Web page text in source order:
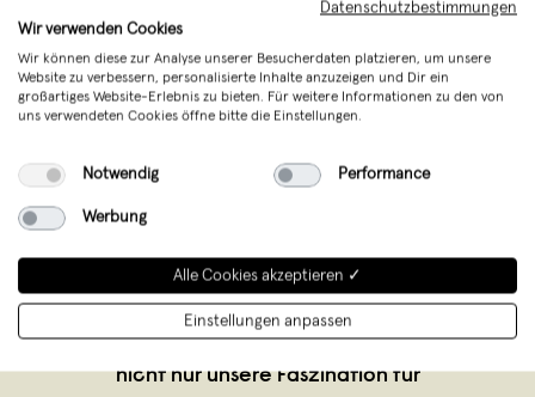
rollholz
Freiburg im Breisgau
verkauft seit Oktober 2020
gemeinsames Sportstudium in Freiburg
tragen wir mit rollholz ein Stück
Schwarzwald in die Welt hinaus. Dazu hat
nicht nur unsere Faszination für
Datenschutzbestimmungen
Wir verwenden Cookies
Wir können diese zur Analyse unserer Besucherdaten platzieren, um unsere
Website zu verbessern, personalisierte Inhalte anzuzeigen und Dir ein
großartiges Website-Erlebnis zu bieten. Für weitere Informationen zu den von
uns verwendeten Cookies öffne bitte die Einstellungen.
Notwendig Performance
Werbung
Alle Cookies akzeptieren ✓
Einstellungen anpassen